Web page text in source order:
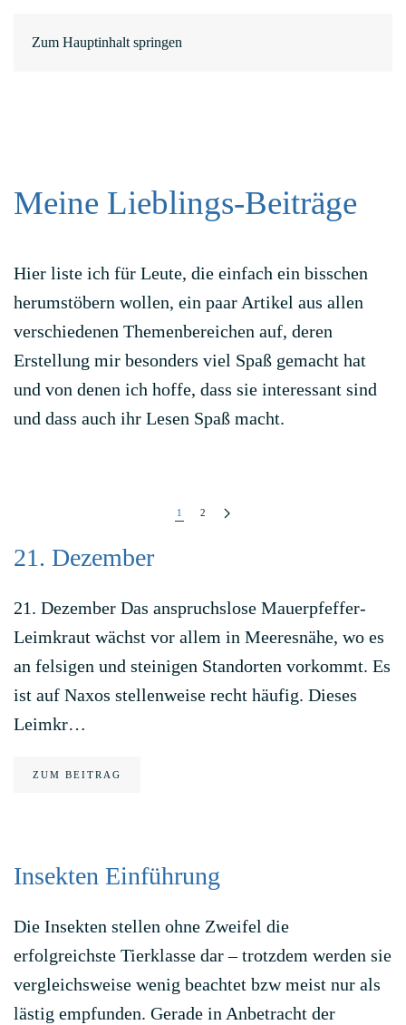
Zum Hauptinhalt springen
Meine Lieblings-Beiträge
Hier liste ich für Leute, die einfach ein bisschen
herumstöbern wollen, ein paar Artikel aus allen
verschiedenen Themenbereichen auf, deren
Erstellung mir besonders viel Spaß gemacht hat
und von denen ich hoffe, dass sie interessant sind
und dass auch ihr Lesen Spaß macht.
1 2
21. Dezember
21. Dezember Das anspruchslose Mauerpfeffer-
Leimkraut wächst vor allem in Meeresnähe, wo es
an felsigen und steinigen Standorten vorkommt. Es
ist auf Naxos stellenweise recht häufig. Dieses
Leimkr…
ZUM BEITRAG
Insekten Einführung
Die Insekten stellen ohne Zweifel die
erfolgreichste Tierklasse dar – trotzdem werden sie
vergleichsweise wenig beachtet bzw meist nur als
lästig empfunden. Gerade in Anbetracht der